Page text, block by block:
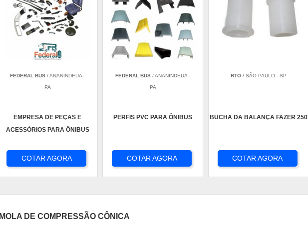
FEDERAL BUS / ANANINDEUA -
PA
EMPRESA DE PEÇAS E
ACESSÓRIOS PARA ÔNIBUS
COTAR AGORA
FEDERAL BUS / ANANINDEUA -
PA
PERFIS PVC PARA ÔNIBUS
COTAR AGORA
RTO/ SÃO PAULO - SP
BUCHA DA BALANÇA FAZER 250
COTAR AGORA
MOLA DE COMPRESSÃO CÔNICA